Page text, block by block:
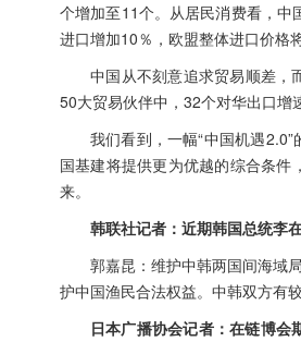
个增加至11个。从居民消费看，
进口增加10％，欧盟整体进口价格
中国从不刻意追求贸易顺差，
50大贸易伙伴中，32个对华出口增
我们看到，一幅“中国机遇
国基建将提供更为优越的综合条
来。
韩联社记者：近期韩国总统李
郭嘉昆：维护中韩两国间海域
护中国渔民合法权益。中韩双方有
日本广播协会记者：在链博